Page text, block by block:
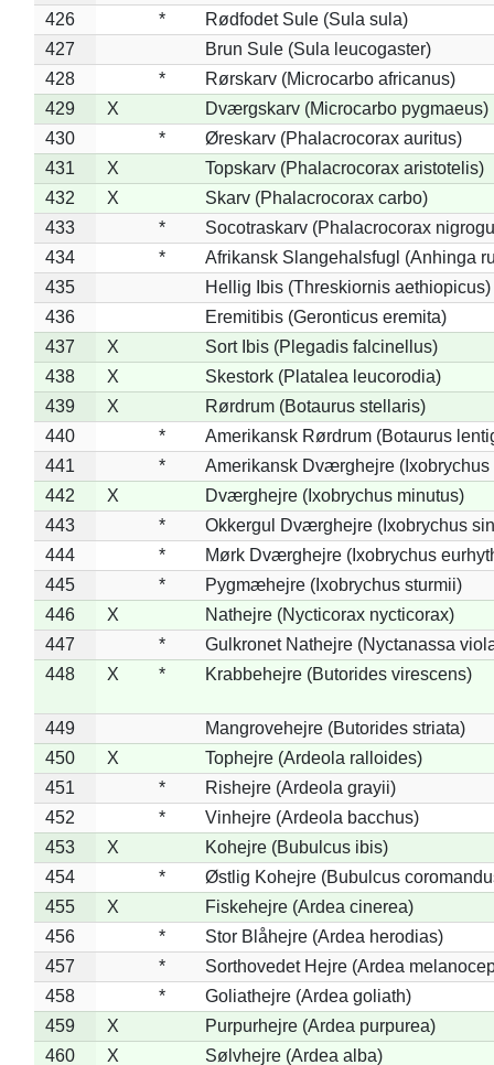
426
*
Rødfodet Sule (Sula sula)
427
Brun Sule (Sula leucogaster)
428
*
Rørskarv (Microcarbo africanus)
429
X
Dværgskarv (Microcarbo pygmaeus)
430
*
Øreskarv (Phalacrocorax auritus)
431
X
Topskarv (Phalacrocorax aristotelis)
432
X
Skarv (Phalacrocorax carbo)
433
*
Socotraskarv (Phalacrocorax
434
*
Afrikansk Slangehalsfugl (Anhinga
435
Hellig Ibis (Threskiornis aethiopicus)
436
Eremitibis (Geronticus eremita)
437
X
Sort Ibis (Plegadis falcinellus)
438
X
Skestork (Platalea leucorodia)
439
X
Rørdrum (Botaurus stellaris)
440
*
Amerikansk Rørdrum (Botaurus
441
*
Amerikansk Dværghejre (Ixobrychus
442
X
Dværghejre (Ixobrychus minutus)
443
*
Okkergul Dværghejre (Ixobrychus
444
*
Mørk Dværghejre (Ixobrychus
445
*
Pygmæhejre (Ixobrychus sturmii)
446
X
Nathejre (Nycticorax nycticorax)
447
*
Gulkronet Nathejre (Nyctanassa
448
X * Krabbehejre (Butorides virescens)
449
Mangrovehejre (Butorides striata)
450
X
Tophejre (Ardeola ralloides)
451
*
Rishejre (Ardeola grayii)
452
*
Vinhejre (Ardeola bacchus)
453
X
Kohejre (Bubulcus ibis)
454
*
Østlig Kohejre (Bubulcus
455
X
Fiskehejre (Ardea cinerea)
456
*
Stor Blåhejre (Ardea herodias)
457
*
Sorthovedet Hejre (Ardea
458
*
Goliathejre (Ardea goliath)
459
X
Purpurhejre (Ardea purpurea)
460
X
Sølvhejre (Ardea alba)